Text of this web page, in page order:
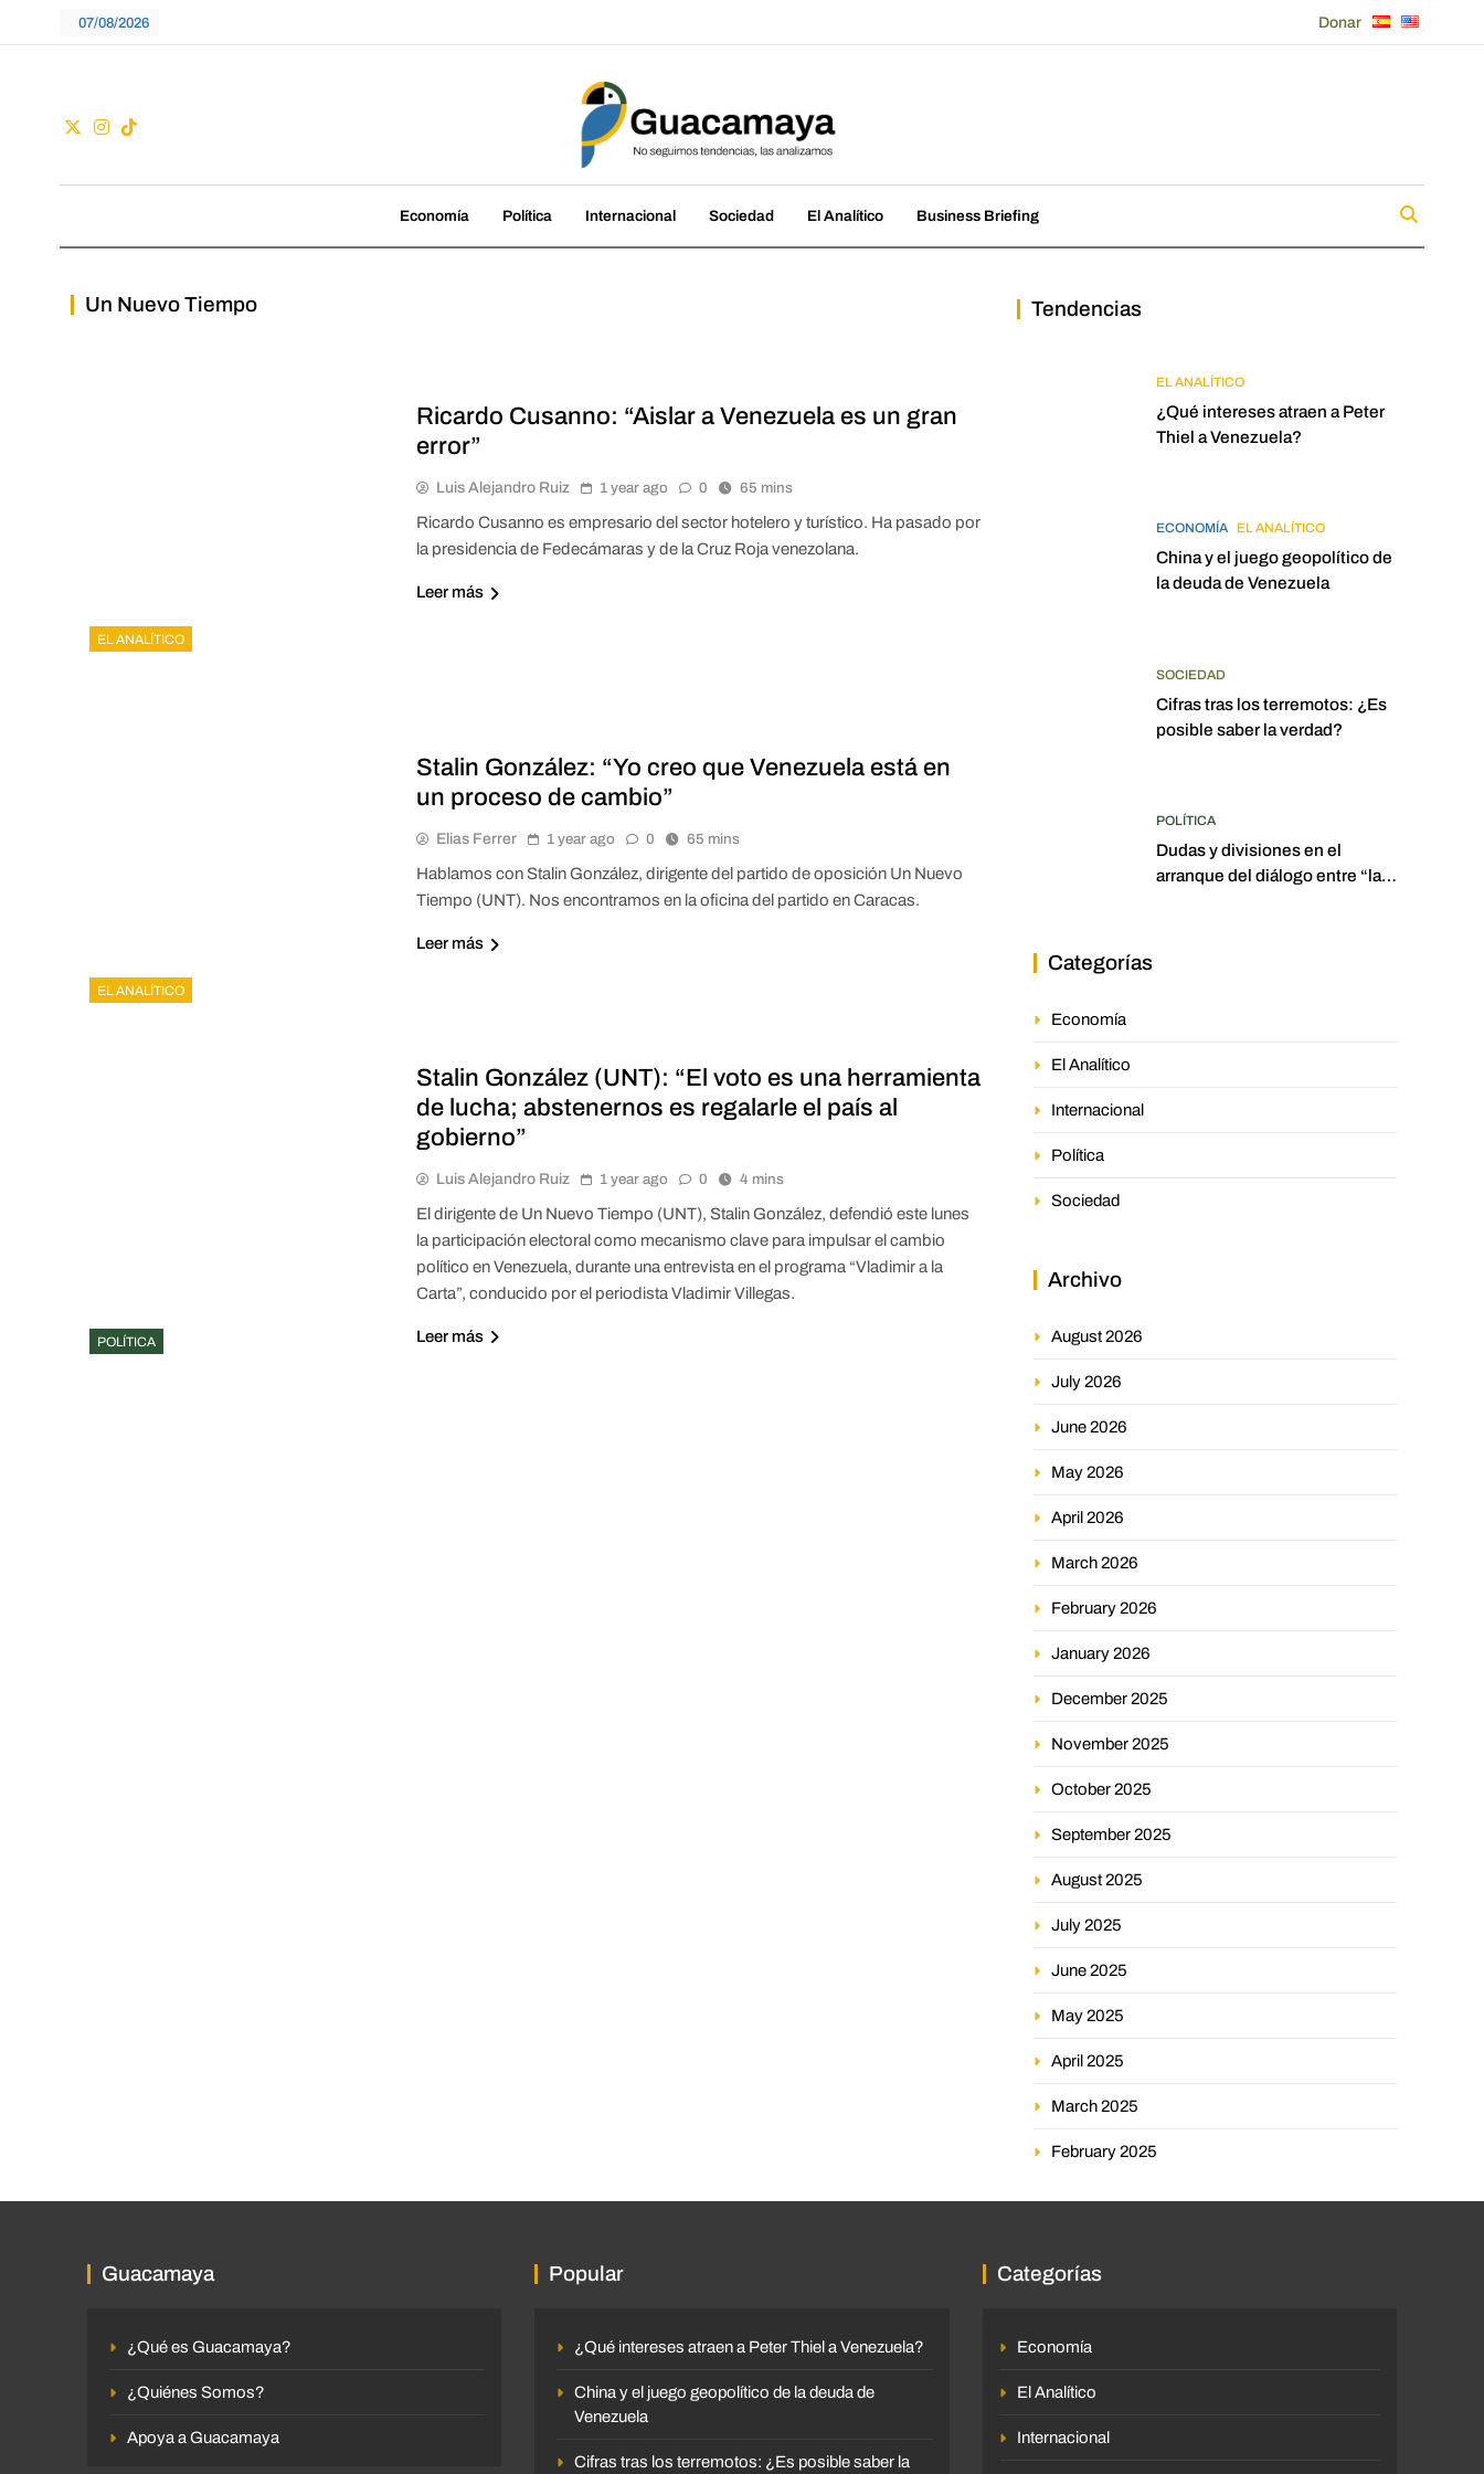
07/08/2026 Donar
Guacamaya
Economía Política Internacional Sociedad El Analítico Business Briefing
Un Nuevo Tiempo
EL ANALÍTICO
Ricardo Cusanno: “Aislar a Venezuela es un gran
error”
Luis Alejandro Ruiz 1 year ago 0 65 mins
Ricardo Cusanno es empresario del sector hotelero y turístico. Ha pasado por
la presidencia de Fedecámaras y de la Cruz Roja venezolana.
Leer más
EL ANALÍTICO
Stalin González: “Yo creo que Venezuela está en
un proceso de cambio”
Elias Ferrer 1 year ago 0 65 mins
Hablamos con Stalin González, dirigente del partido de oposición Un Nuevo
Tiempo (UNT). Nos encontramos en la oficina del partido en Caracas.
Leer más
POLÍTICA
Stalin González (UNT): “El voto es una herramienta
de lucha; abstenernos es regalarle el país al
gobierno”
Luis Alejandro Ruiz 1 year ago 0 4 mins
El dirigente de Un Nuevo Tiempo (UNT), Stalin González, defendió este lunes
la participación electoral como mecanismo clave para impulsar el cambio
político en Venezuela, durante una entrevista en el programa “Vladimir a la
Carta”, conducido por el periodista Vladimir Villegas.
Leer más
Tendencias
EL ANALÍTICO
¿Qué intereses atraen a Peter
Thiel a Venezuela?
ECONOMÍA EL ANALÍTICO
China y el juego geopolítico de
la deuda de Venezuela
SOCIEDAD
Cifras tras los terremotos: ¿Es
posible saber la verdad?
POLÍTICA
Dudas y divisiones en el
arranque del diálogo entre “las
Categorías
Economía
El Analítico
Internacional
Política
Sociedad
Archivo
August 2026
July 2026
June 2026
May 2026
April 2026
March 2026
February 2026
January 2026
December 2025
November 2025
October 2025
September 2025
August 2025
July 2025
June 2025
May 2025
April 2025
March 2025
February 2025
Guacamaya
¿Qué es Guacamaya?
¿Quiénes Somos?
Apoya a Guacamaya
Popular
¿Qué intereses atraen a Peter Thiel a Venezuela?
China y el juego geopolítico de la deuda de
Venezuela
Cifras tras los terremotos: ¿Es posible saber la
Categorías
Economía
El Analítico
Internacional